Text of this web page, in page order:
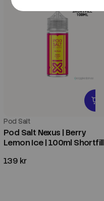
Pod Salt
Pod Salt Nexus | Berry
Lemon Ice | 100ml Shortfill
139 kr